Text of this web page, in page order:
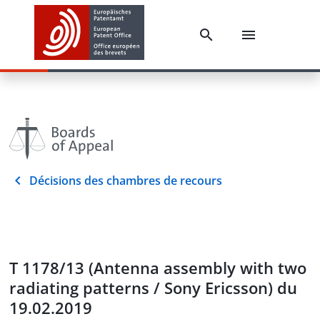
Décisions des chambres de recours
T 1178/13 (Antenna assembly with two
radiating patterns / Sony Ericsson) du
19.02.2019